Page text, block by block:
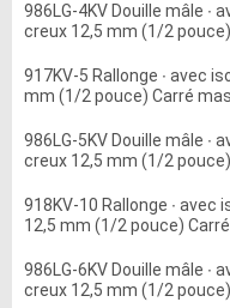
986LG-4KV Douille mâle ∙
creux 12,5 mm (1/2
917KV-5 Rallonge ∙ avec
mm (1/2 pouce) Carré
986LG-5KV Douille mâle ∙
creux 12,5 mm (1/2
918KV-10 Rallonge ∙
12,5 mm (1/2 pouce)
986LG-6KV Douille mâle ∙
creux 12,5 mm (1/2